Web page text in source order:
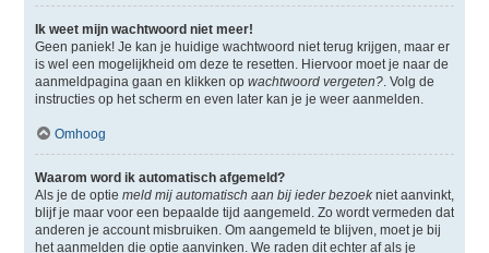
Ik weet mijn wachtwoord niet meer!
Geen paniek! Je kan je huidige wachtwoord niet terug krijgen, maar er
is wel een mogelijkheid om deze te resetten. Hiervoor moet je naar de
aanmeldpagina gaan en klikken op wachtwoord vergeten?. Volg de
instructies op het scherm en even later kan je je weer aanmelden.
Omhoog
Waarom word ik automatisch afgemeld?
Als je de optie meld mij automatisch aan bij ieder bezoekniet aanvinkt,
blijf je maar voor een bepaalde tijd aangemeld. Zo wordt vermeden dat
anderen je account misbruiken. Om aangemeld te blijven, moet je bij
het aanmelden die optie aanvinken. We raden dit echter af als je